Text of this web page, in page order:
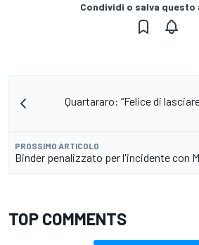
Condividi o salva
Quartararo: “Felice di
PROSSIMO ARTICOLO
Binder penalizzato per l'incidente con
TOP COMMENTS